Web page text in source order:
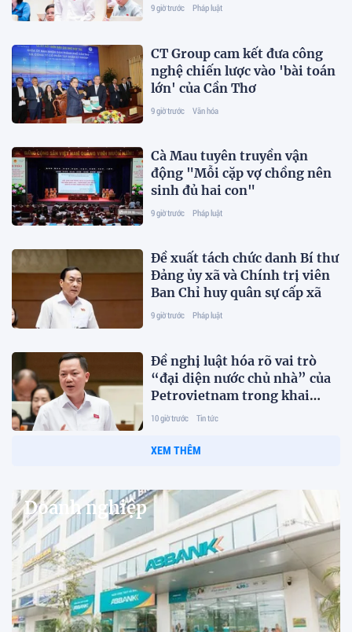
9 giờ trước Pháp luật
CT Group cam kết đưa công
nghệ chiến lược vào 'bài toán
lớn' của Cần Thơ
9 giờ trước Văn hóa
Cà Mau tuyên truyền vận
động "Mỗi cặp vợ chồng nên
sinh đủ hai con"
9 giờ trước Pháp luật
Đề xuất tách chức danh Bí thư
Đảng ủy xã và Chính trị viên
Ban Chỉ huy quân sự cấp xã
9 giờ trước Pháp luật
Đề nghị luật hóa rõ vai trò
“đại diện nước chủ nhà” của
Petrovietnam trong khai
thác dầu khí
10 giờ trước Tin tức
XEM THÊM
Doanh nghiệp